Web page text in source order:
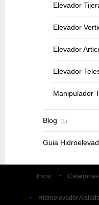
Elevador
Elevador
Elevador
Elevador
Manipulador
Blog (1)
Guia
Inicio Categorias
Hidroelevador Aislado